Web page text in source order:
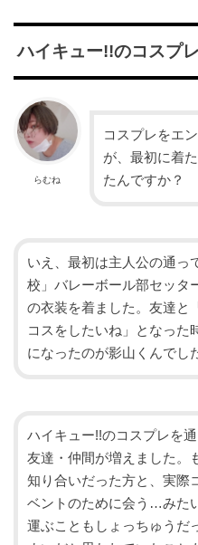
ハイキュー!!のコスプ
らむね
コスプレをエ
が、最初に着
たんですか？
いえ、最初は主人公の通っ
校」バレーボール部セッタ
の衣装を着ました。友達と
コスをしたいね」となった
になったのが影山くんでし
ハイキュー!!のコスプレを
友達・仲間が増えました。
知り合いだった方と、実際
ベントのために会う…みた
運ぶこともしょっちゅうだ